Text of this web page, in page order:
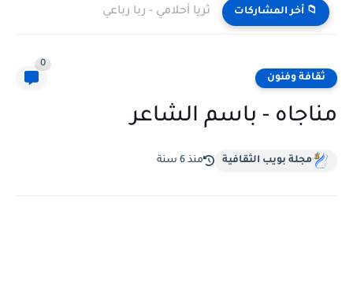
📁 أخر المشاركات ثريا أحلامي - ربا رباعي
ثقافة وفنون
0
مناجاه - باسم الشاعر
مجلة بويب الثقافية منذ 6 سنة